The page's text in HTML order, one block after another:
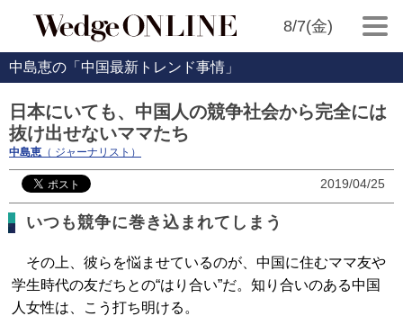
8/7(金)
中島恵の「中国最新トレンド事情」
日本にいても、中国人の競争社会から完全には
抜け出せないママたち
中島恵 （ ジャーナリスト）
2019/04/25
いつも競争に巻き込まれてしまう
その上、彼らを悩ませているのが、中国に住むママ友や
学生時代の友だちとの“はり合い”だ。知り合いのある中国
人女性は、こう打ち明ける。